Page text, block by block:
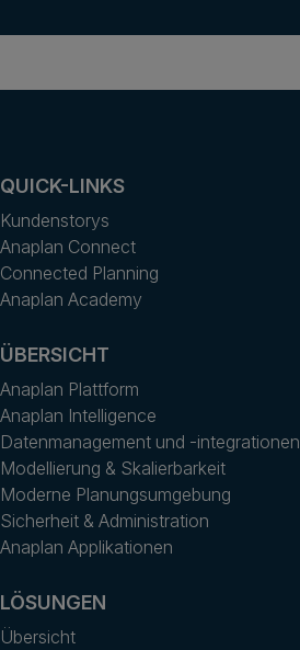
QUICK-LINKS
Kundenstorys
Anaplan Connect
Connected Planning
Anaplan Academy
ÜBERSICHT
Anaplan Plattform
Anaplan Intelligence
Datenmanagement und -integrationen
Modellierung & Skalierbarkeit
Moderne Planungsumgebung
Sicherheit & Administration
Anaplan Applikationen
LÖSUNGEN
Übersicht